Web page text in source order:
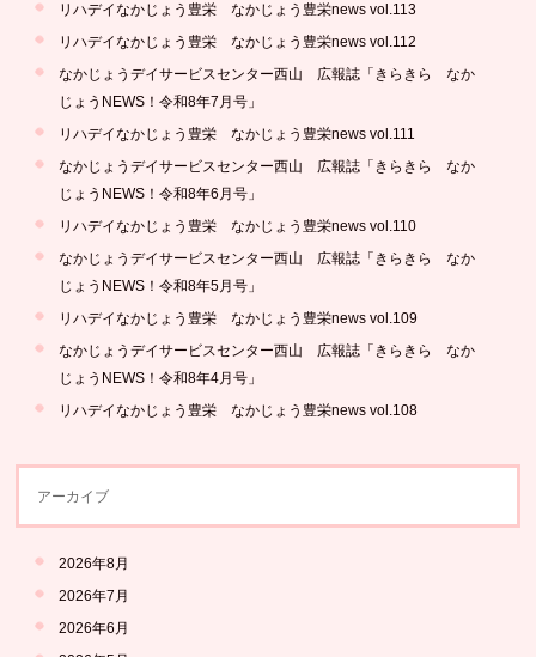
リハデイなかじょう豊栄 なかじょう豊栄news vol.113
リハデイなかじょう豊栄 なかじょう豊栄news vol.112
なかじょうデイサービスセンター西山 広報誌「きらきら なか
じょうNEWS！令和8年7月号」
リハデイなかじょう豊栄 なかじょう豊栄news vol.111
なかじょうデイサービスセンター西山 広報誌「きらきら なか
じょうNEWS！令和8年6月号」
リハデイなかじょう豊栄 なかじょう豊栄news vol.110
なかじょうデイサービスセンター西山 広報誌「きらきら なか
じょうNEWS！令和8年5月号」
リハデイなかじょう豊栄 なかじょう豊栄news vol.109
なかじょうデイサービスセンター西山 広報誌「きらきら なか
じょうNEWS！令和8年4月号」
リハデイなかじょう豊栄 なかじょう豊栄news vol.108
アーカイブ
2026年8月
2026年7月
2026年6月